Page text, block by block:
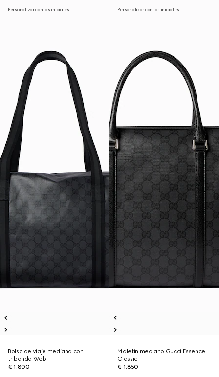
Personalizar con las iniciales
Bolsa de viaje mediana con
tribanda Web
€ 1.800
Personalizar con las iniciales
Maletín mediano Gucci Essence
Classic
€ 1.850